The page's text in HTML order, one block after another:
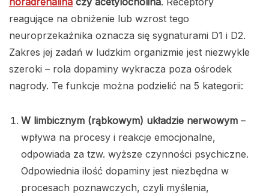
reagujące na obniżenie lub wzrost tego
neuroprzekaźnika oznacza się sygnaturami D1 i D2.
Zakres jej zadań w ludzkim organizmie jest niezwykle
szeroki – rola dopaminy wykracza poza ośrodek
nagrody. Te funkcje można podzielić na 5 kategorii:
W limbicznym (rąbkowym) układzie nerwowym –
wpływa na procesy i reakcje emocjonalne,
odpowiada za tzw. wyższe czynności psychiczne.
Odpowiednia ilość dopaminy jest niezbędna w
procesach poznawczych, czyli myślenia,